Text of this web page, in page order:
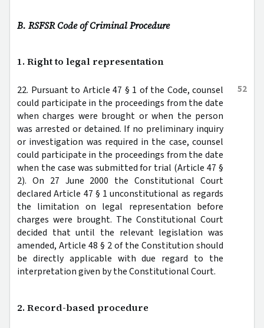
B. RSFSR Code of Criminal Procedure
1. Right to legal representation
52
22. Pursuant to Article 47 § 1 of the Code, counsel
could participate in the proceedings from the date
when charges were brought or when the person
was arrested or detained. If no preliminary inquiry
or investigation was required in the case, counsel
could participate in the proceedings from the date
when the case was submitted for trial (Article 47 §
2). On 27 June 2000 the Constitutional Court
declared Article 47 § 1 unconstitutional as regards
the limitation on legal representation before
charges were brought. The Constitutional Court
decided that until the relevant legislation was
amended, Article 48 § 2 of the Constitution should
be directly applicable with due regard to the
interpretation given by the Constitutional Court.
2. Record-based procedure